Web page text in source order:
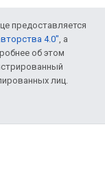
предоставляется
4.0", а
об этом
лиц.